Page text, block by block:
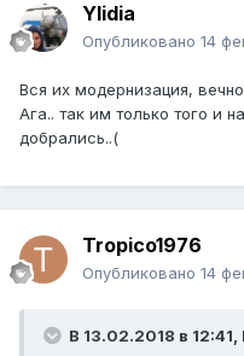
Ylidia
Опубликовано 14
Вся их модернизация,
Ага.. так им только того и
добрались..(
Tropico1976
Опубликовано 14
В 13.02.2018 в 12:41,